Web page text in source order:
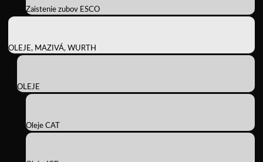
Zaistenie zubov ESCO
OLEJE, MAZIVÁ, WURTH
OLEJE
Oleje CAT